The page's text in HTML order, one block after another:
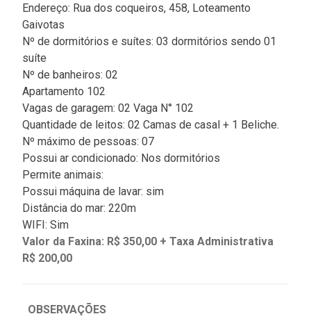
Endereço: Rua dos coqueiros, 458, Loteamento
Gaivotas
Nº de dormitórios e suítes: 03 dormitórios sendo 01
suíte
Nº de banheiros: 02
Apartamento 102
Vagas de garagem: 02 Vaga N° 102
Quantidade de leitos: 02 Camas de casal + 1 Beliche.
Nº máximo de pessoas: 07
Possui ar condicionado: Nos dormitórios
Permite animais:
Possui máquina de lavar: sim
Distância do mar: 220m
WIFI: Sim
Valor da Faxina: R$ 350,00 + Taxa Administrativa
R$ 200,00
OBSERVAÇÕES